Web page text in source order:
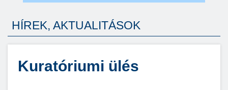
HÍREK, AKTUALITÁSOK
Kuratóriumi ülés